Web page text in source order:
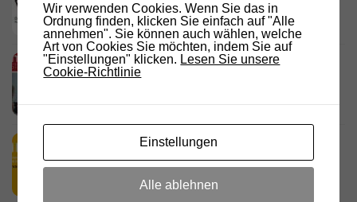
D.R.C. in den Medien – Meraner
Stadtanzeiger
HamRadio Friedrichshafen 2026
11. JULI 2026
Wir verwenden Cookies. Wenn Sie das in
Ordnung finden, klicken Sie einfach auf "Alle
annehmen". Sie können auch wählen, welche
Art von Cookies Sie möchten, indem Sie auf
"Einstellungen" klicken. Lesen Sie unsere
Cookie-Richtlinie
Einstellungen
Alle ablehnen